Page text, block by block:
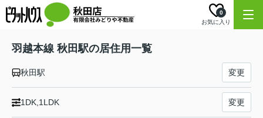
お気に入り
0
羽越本線 秋田駅の居住用一覧
秋田駅 変更
1DK,1LDK 変更